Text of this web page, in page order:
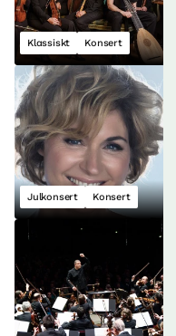
Klassiskt Konsert
Julkonsert Konsert